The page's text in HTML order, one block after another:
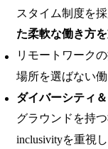
スタイム制度を採
た柔軟な働き方
リモートワーク
場所を選ばない
ダイバーシティ
グラウンドを持
inclusivityを重視